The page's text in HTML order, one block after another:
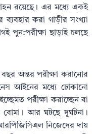
রয়েছে। এর মধ্যে একই
ব্যবহার করা গাড়ীর সংখ্যা
পুন:পরীক্ষা ছাড়াই চলছে
বছর অন্তর পরীক্ষা করানোর
আইনের মধ্যে ঢোকানো
পরীক্ষা করাচ্ছেন বা
বোমা। আর ঘটছে দূর্ঘটনা।
নিজেদের দায়